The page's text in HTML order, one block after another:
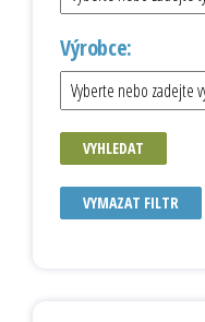
Výrobce:
VYHLEDAT
VYMAZAT FILTR